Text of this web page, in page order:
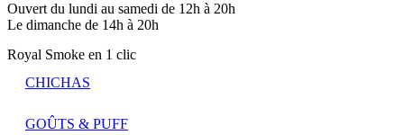
Ouvert du lundi au samedi de 12h à 20h
Le dimanche de 14h à 20h
Royal Smoke en 1 clic
CHICHAS
GOÛTS & PUFF